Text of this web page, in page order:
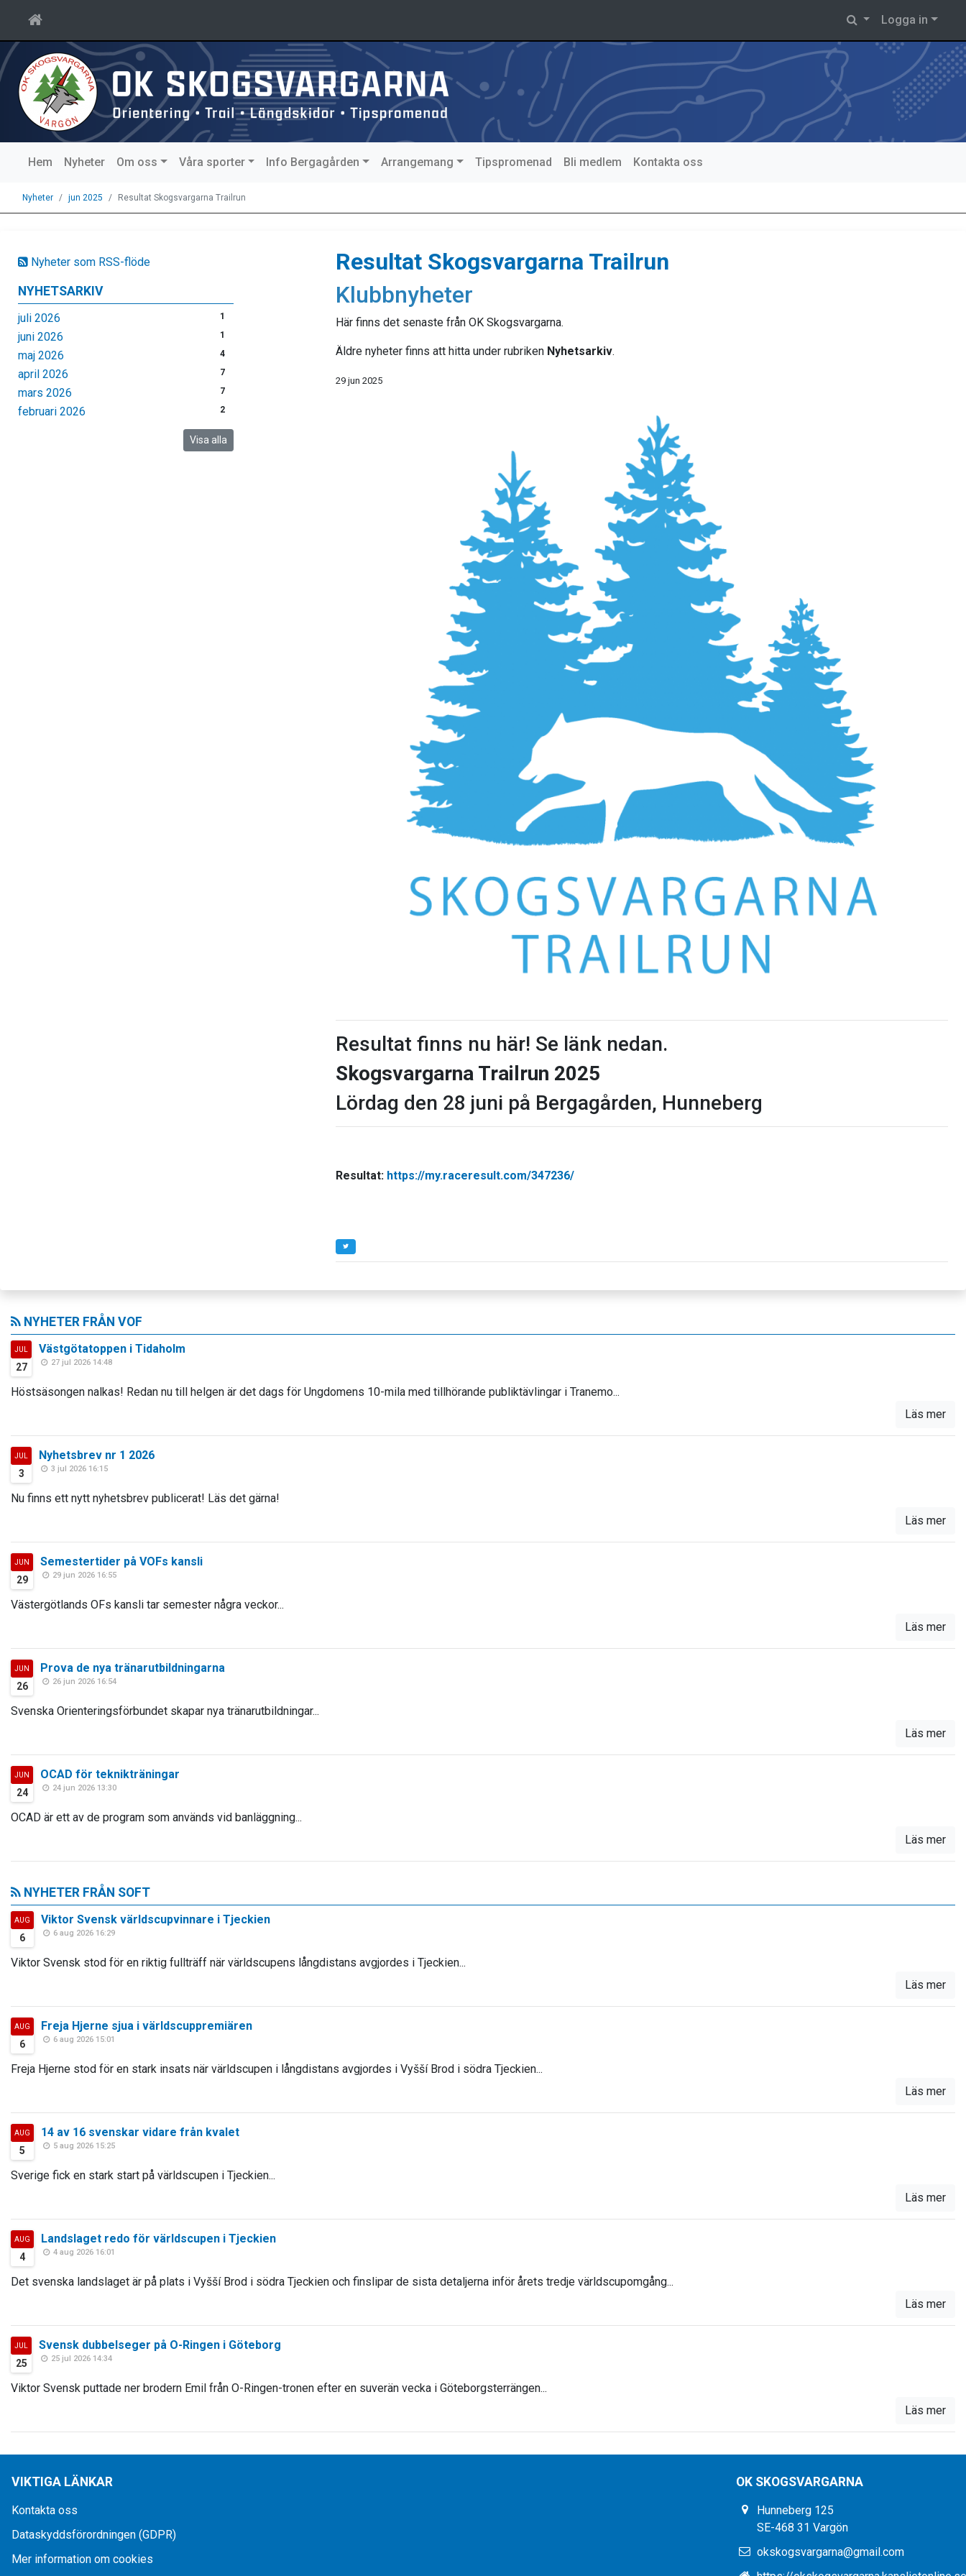
Logga in
Hem Nyheter Om oss Våra sporter Info Bergagården Arrangemang Tipspromenad Bli medlem Kontakta oss
Nyheter jun 2025 Resultat Skogsvargarna Trailrun
Nyheter som RSS-flöde
NYHETSARKIV
juli 2026 1
juni 2026 1
maj 2026 4
april 2026 7
mars 2026 7
februari 2026 2
Visa alla
Resultat Skogsvargarna Trailrun
Klubbnyheter
Här finns det senaste från OK Skogsvargarna.
Äldre nyheter finns att hitta under rubriken Nyhetsarkiv.
29 jun 2025
Resultat finns nu här! Se länk nedan.
Skogsvargarna Trailrun 2025
Lördag den 28 juni på Bergagården, Hunneberg
Resultat: https://my.raceresult.com/347236/
NYHETER FRÅN VOF
JUL
27
Västgötatoppen i Tidaholm
27 jul 2026 14:48
Höstsäsongen nalkas! Redan nu till helgen är det dags för Ungdomens 10-mila med tillhörande publiktävlingar i Tranemo...
Läs mer
JUL
3
Nyhetsbrev nr 1 2026
3 jul 2026 16:15
Nu finns ett nytt nyhetsbrev publicerat! Läs det gärna!
Läs mer
JUN
29
Semestertider på VOFs kansli
29 jun 2026 16:55
Västergötlands OFs kansli tar semester några veckor...
Läs mer
JUN
26
Prova de nya tränarutbildningarna
26 jun 2026 16:54
Svenska Orienteringsförbundet skapar nya tränarutbildningar...
Läs mer
JUN
24
OCAD för teknikträningar
24 jun 2026 13:30
OCAD är ett av de program som används vid banläggning...
Läs mer
NYHETER FRÅN SOFT
AUG
6
Viktor Svensk världscupvinnare i Tjeckien
6 aug 2026 16:29
Viktor Svensk stod för en riktig fullträff när världscupens långdistans avgjordes i Tjeckien...
Läs mer
AUG
6
Freja Hjerne sjua i världscuppremiären
6 aug 2026 15:01
Freja Hjerne stod för en stark insats när världscupen i långdistans avgjordes i Vyšší Brod i södra Tjeckien...
Läs mer
AUG
5
14 av 16 svenskar vidare från kvalet
5 aug 2026 15:25
Sverige fick en stark start på världscupen i Tjeckien...
Läs mer
AUG
4
Landslaget redo för världscupen i Tjeckien
4 aug 2026 16:01
Det svenska landslaget är på plats i Vyšší Brod i södra Tjeckien och finslipar de sista detaljerna inför årets tredje världscupomgång...
Läs mer
JUL
25
Svensk dubbelseger på O-Ringen i Göteborg
25 jul 2026 14:34
Viktor Svensk puttade ner brodern Emil från O-Ringen-tronen efter en suverän vecka i Göteborgsterrängen...
Läs mer
VIKTIGA LÄNKAR
Kontakta oss
Dataskyddsförordningen (GDPR)
Mer information om cookies
OK SKOGSVARGARNA
Hunneberg 125
SE-468 31 Vargön
okskogsvargarna@gmail.com